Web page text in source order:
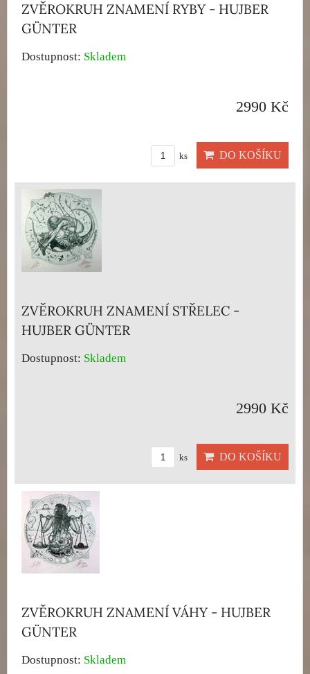
ZVĚROKRUH ZNAMENÍ RYBY - HUJBER
GÜNTER
Dostupnost: Skladem
2990 Kč
ks DO KOŠÍKU
ZVĚROKRUH ZNAMENÍ STŘELEC -
HUJBER GÜNTER
Dostupnost: Skladem
2990 Kč
ks DO KOŠÍKU
ZVĚROKRUH ZNAMENÍ VÁHY - HUJBER
GÜNTER
Dostupnost: Skladem